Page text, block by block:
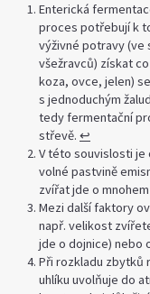
Enterická
proces potřebují k
výživné potravy (ve
všežravců) získat
koza, ovce, jelen)
s jednoduchým
tedy fermentační
střevě. ↩︎
V této souvislosti je
volné pastvině
zvířat jde o
Mezi další faktory
např. velikost
jde o dojnice) nebo
Při rozkladu zbytků
uhlíku uvolňuje do